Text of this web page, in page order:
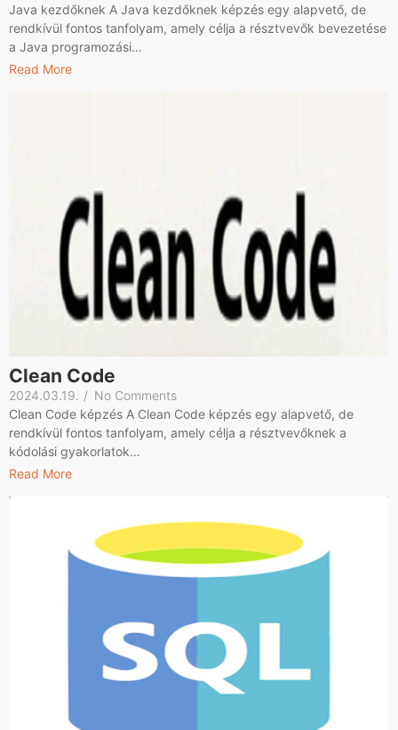
Java kezdőknek A Java kezdőknek képzés egy alapvető, de
rendkívül fontos tanfolyam, amely célja a résztvevők bevezetése
a Java programozási…
Read More
Clean Code
2024.03.19. / No Comments
Clean Code képzés A Clean Code képzés egy alapvető, de
rendkívül fontos tanfolyam, amely célja a résztvevőknek a
kódolási gyakorlatok…
Read More